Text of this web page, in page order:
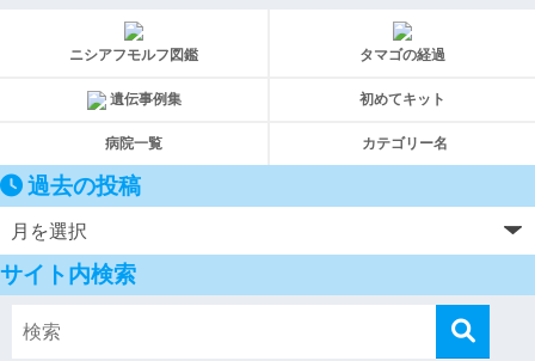
ニシアフモルフ図鑑 タマゴの経過
遺伝事例集 初めてキット
病院一覧 カテゴリー名
過去の投稿
サイト内検索